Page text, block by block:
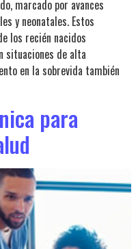
marcado por avances
y neonatales. Estos
los recién nacidos
situaciones de alta
en la sobrevida también
para